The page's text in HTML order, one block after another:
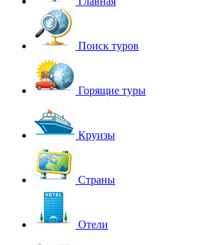
Поиск туров
Горящие туры
Круизы
Страны
Отели